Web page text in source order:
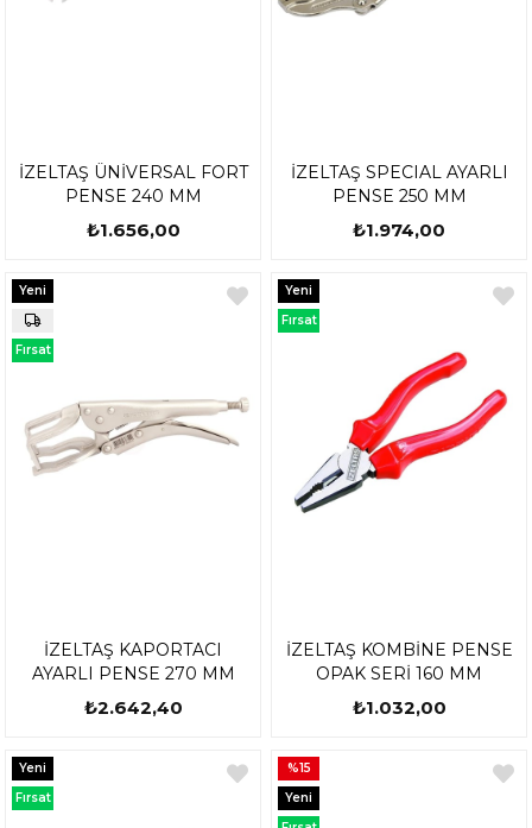
İZELTAŞ ÜNİVERSAL FORT
PENSE 240 MM
₺1.656,00
İZELTAŞ SPECIAL AYARLI
PENSE 250 MM
₺1.974,00
İZELTAŞ KAPORTACI
AYARLI PENSE 270 MM
₺2.642,40
Yeni
Ürün
Fırsat
İZELTAŞ KOMBİNE PENSE
OPAK SERİ 160 MM
₺1.032,00
Yeni
Ürün
Fırsat
Yeni
Ürün
Fırsat
%15
Yeni
Ürün